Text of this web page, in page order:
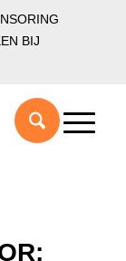
BIJ